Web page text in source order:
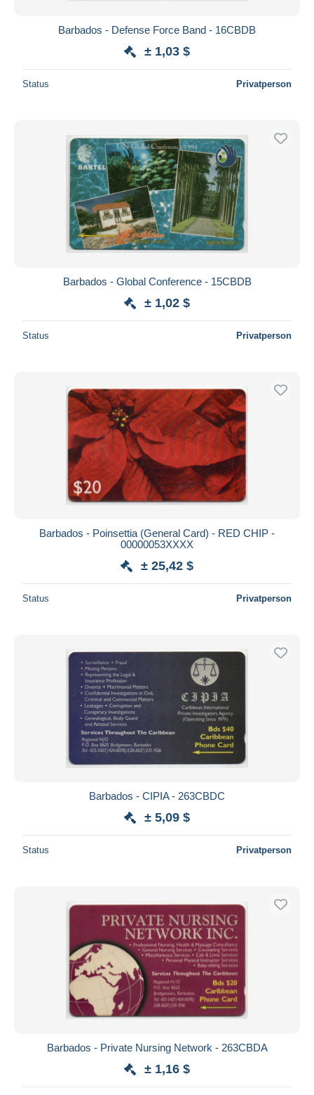
Barbados - Defense Force Band - 16CBDB
± 1,03 $
Status Privatperson
Barbados - Global Conference - 15CBDB
± 1,02 $
Status Privatperson
Barbados - Poinsettia (General Card) - RED CHIP -
00000053XXXX
± 25,42 $
Status Privatperson
Barbados - CIPIA - 263CBDC
± 5,09 $
Status Privatperson
Barbados - Private Nursing Network - 263CBDA
± 1,16 $